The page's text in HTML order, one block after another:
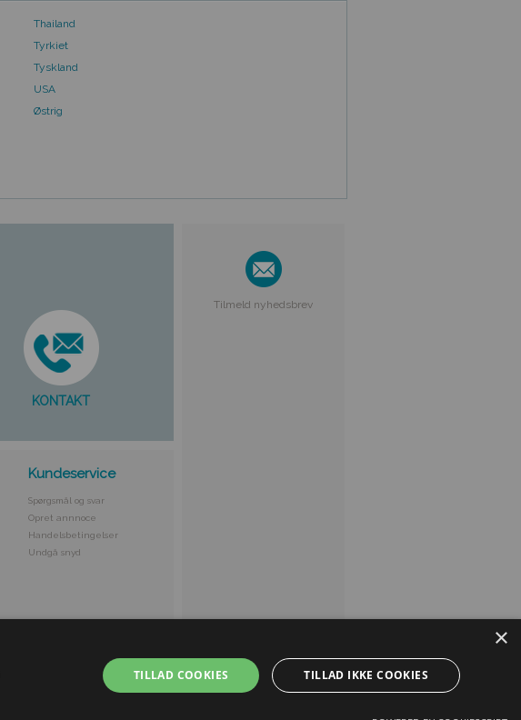
Thailand
Tyrkiet
Tyskland
USA
Østrig
KONTAKT
Kundeservice
Spørgsmål og svar
Opret annnoce
Handelsbetingelser
Undgå snyd
Tilmeld nyhedsbrev
×
TILLAD COOKIES TILLAD IKKE COOKIES